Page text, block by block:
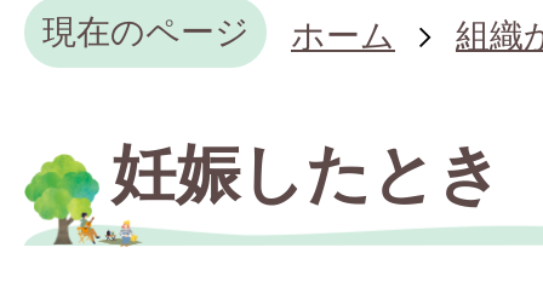
現在のページ ホーム 組織
妊娠したとき